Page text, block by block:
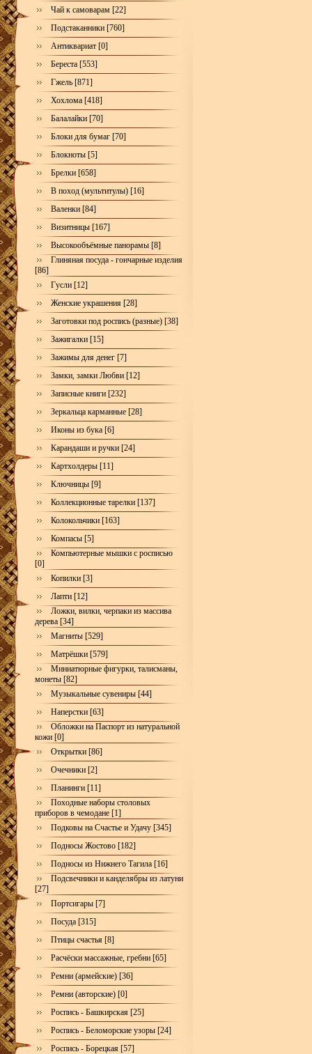
Чай к самоварам [22]
Подстаканники [760]
Антиквариат [0]
Береста [553]
Гжель [871]
Хохлома [418]
Балалайки [70]
Блоки для бумаг [70]
Блокноты [5]
Брелки [658]
В поход (мультитулы) [16]
Валенки [84]
Визитницы [167]
Высокообъёмные панорамы [8]
Глиняная посуда - гончарные изделия
[86]
Гусли [12]
Женские украшения [28]
Заготовки под роспись (разные) [38]
Зажигалки [15]
Зажимы для денег [7]
Замки, замки Любви [12]
Записные книги [232]
Зеркальца карманные [28]
Иконы из бука [6]
Карандаши и ручки [24]
Картхолдеры [11]
Ключницы [9]
Коллекционные тарелки [137]
Колокольчики [163]
Компасы [5]
Компьютерные мышки с росписью
[0]
Копилки [3]
Лапти [12]
Ложки, вилки, черпаки из массива
дерева [34]
Магниты [529]
Матрёшки [579]
Миниатюрные фигурки, талисманы,
монеты [82]
Музыкальные сувениры [44]
Наперстки [63]
Обложки на Паспорт из натуральной
кожи [0]
Открытки [86]
Очечники [2]
Планинги [11]
Походные наборы столовых
приборов в чемодане [1]
Подковы на Счастье и Удачу [345]
Подносы Жостово [182]
Подносы из Нижнего Тагила [16]
Подсвечники и канделябры из латуни
[27]
Портсигары [7]
Посуда [315]
Птицы счастья [8]
Расчёски массажные, гребни [65]
Ремни (армейские) [36]
Ремни (авторские) [0]
Роспись - Башкирская [25]
Роспись - Беломорские узоры [24]
Роспись - Борецкая [57]